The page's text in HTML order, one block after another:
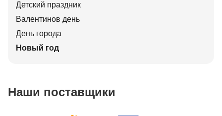
Детский праздник
Валентинов день
День города
Новый год
Наши поставщики